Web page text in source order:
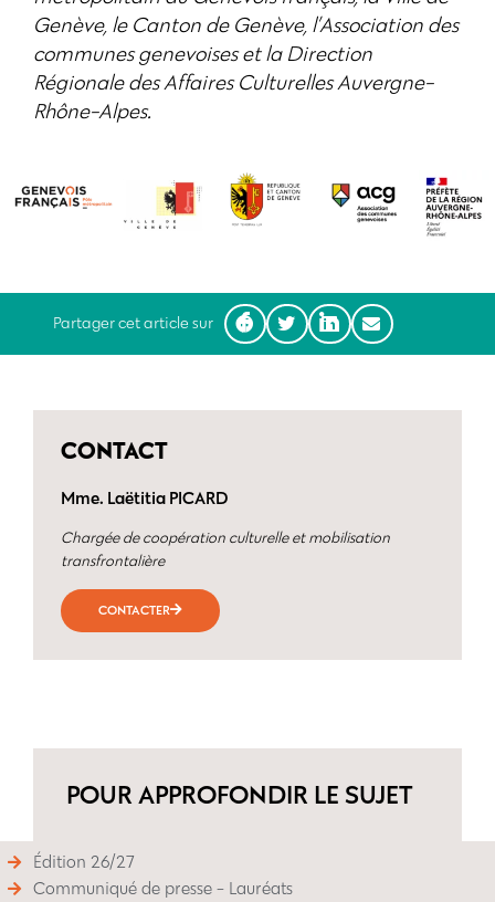
Genève, le Canton de Genève, l’Association des
communes genevoises et la Direction
Régionale des Affaires Culturelles Auvergne-
Rhône-Alpes.
Partager cet article sur
CONTACT
Mme. Laëtitia PICARD
Chargée de coopération culturelle et mobilisation
transfrontalière
CONTACTER
POUR APPROFONDIR LE SUJET
Édition 26/27
Communiqué de presse - Lauréats